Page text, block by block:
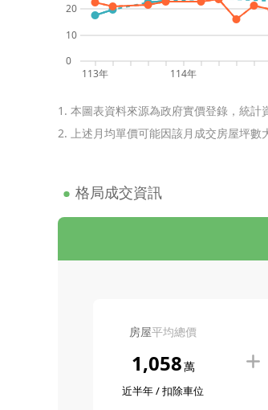
0
10
20
113年 114年
1. 本圖表資料來源為政府實價登錄，統計
2. 上述月均單價可能因該月成交房屋坪數
格局成交資訊
房屋平均總價
1,058萬
近半年 / 扣除車位